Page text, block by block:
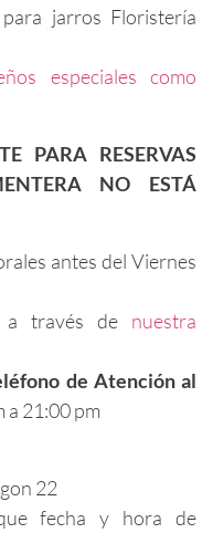
jarros Floristería
especiales como
PARA RESERVAS
NO ESTÁ
antes del Viernes
a través de nuestra
de Atención al
a 21:00 pm
22
fecha y hora de